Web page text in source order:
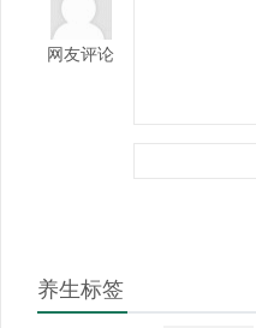
网友评论
养生标签